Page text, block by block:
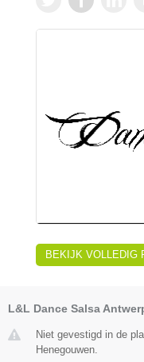
BEKIJK VOLLEDIG
L&L Dance Salsa
Niet gevestigd in de
Henegouwen.